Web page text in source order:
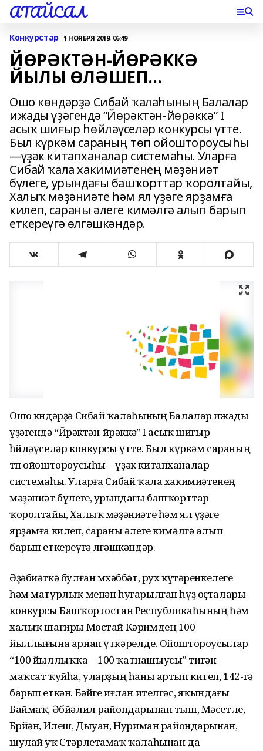
АТАЙСАЛ
Конкурстар 1 НОЯБРЯ 2019, 06:49
ЙӨРӘКТӘН-ЙӨРӘККӘ
ЙЫЛЫ ӨЛӘШЕП...
Ошо көндәрҙә Сибай ҡалаһының Балалар
ижады үҙәгендә “Йөрәктән-йөрәккә” I
асыҡ шиғыр һөйләүселәр конкурсы үтте.
Был күркәм сараның төп ойоштороусыһы
—үҙәк китапханалар системаһы. Уларға
Сибай ҡала хакимиәтенең мәҙәниәт
бүлеге, урындағы башҡорттар ҡоролтайы,
Халыҡ мәҙәниәте һәм ял үҙәге ярҙамға
килеп, сараны әлеге кимәлгә алып барып
еткереүгә өлгәшкәндәр.
Ошо көндәрҙә Сибай ҡалаһының Балалар ижады
үҙәгендә “Йөрәктән-йөрәккә” I асыҡ шиғыр
һөйләүселәр конкурсы үтте. Был күркәм сараның
төп ойоштороусыһы—үҙәк китапханалар
системаһы. Уларға Сибай ҡала хакимиәтенең
мәҙәниәт бүлеге, урындағы башҡорттар
ҡоролтайы, Халыҡ мәҙәниәте һәм ял үҙәге
ярҙамға килеп, сараны әлеге кимәлгә алып
барып еткереүгә өлгәшкәндәр.
Әҙәбиәткә булған мөхәббәт, рух күтәренкелеге
һәм матурлыҡ менән һуғарылған һүҙ оҫталары
конкурсы Башҡортостан Республикаһының һәм
халыҡ шағиры Мостай Кәримдең 100
йыллығына арнап үткәрелде. Ойоштороусылар
“100 йыллыҡҡа—100 ҡатнашыусы” тигән
маҡсат ҡуйһа, уларҙың һаны артып китеп, 142-гә
барып еткән. Бәйге иғлан ителгәс, яҡындағы
Баймаҡ, Әбйәлил райондарынан тыш, Мәсетле,
Бөрйән, Илеш, Дыуан, Нуриман райондарынан,
шулай уҡ Стәрлетамаҡ ҡалаһынан да